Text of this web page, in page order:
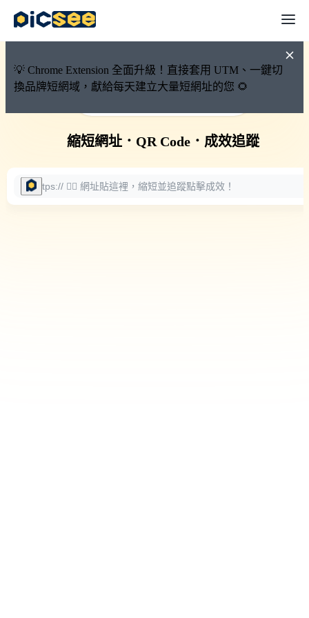
💡 Chrome Extension 全面升級！直接套用 UTM、一鍵切
換品牌短網域，獻給每天建立大量短網址的您 🌻
🚀 PicSee 短網址永久有效
縮短網址． QR Code． 成效追蹤